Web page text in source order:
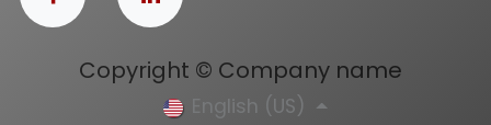
Copyright © Company name
English (US)